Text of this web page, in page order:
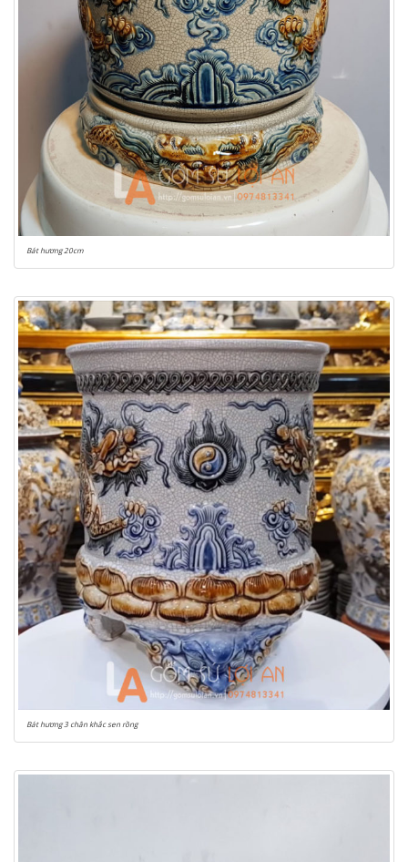
Bát hương 20cm
Bát hương 3 chân khắc sen rồng